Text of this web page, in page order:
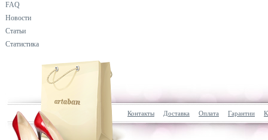
FAQ
Новости
Статьи
Статистика
Контакты Доставка Оплата Гарантии